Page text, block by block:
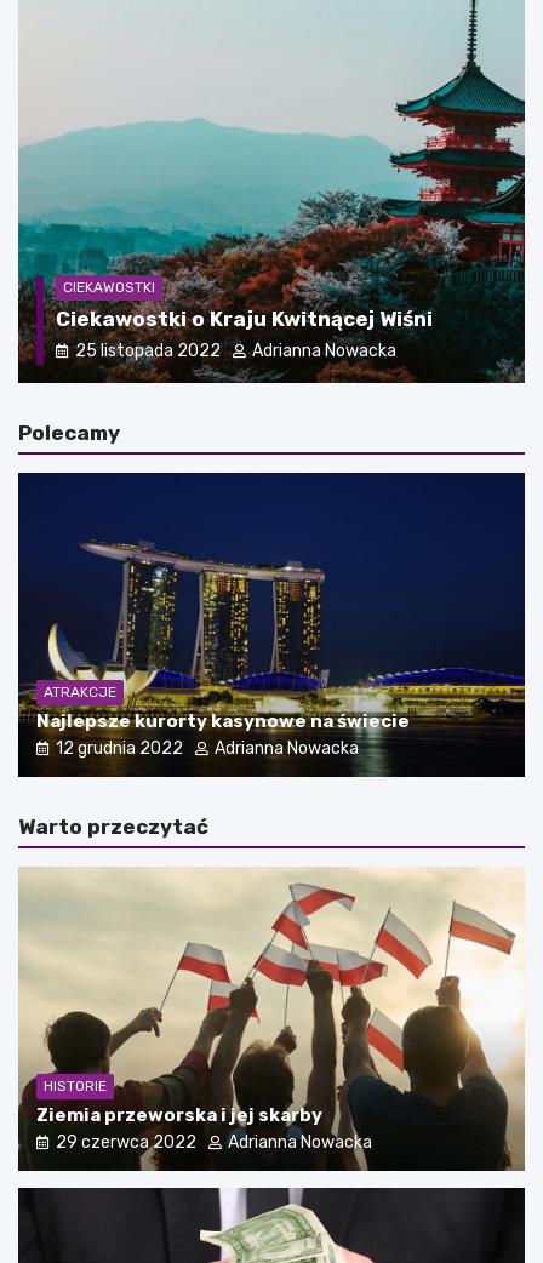
CIEKAWOSTKI
Jakie są największe stadiony na świecie?
17 marca 2024 Adrianna Nowacka
Polecamy
ATRAKCJE
Najlepsze kurorty kasynowe na świecie
12 grudnia 2022 Adrianna Nowacka
Warto przeczytać
HISTORIE
Ziemia przeworska i jej skarby
29 czerwca 2022 Adrianna Nowacka